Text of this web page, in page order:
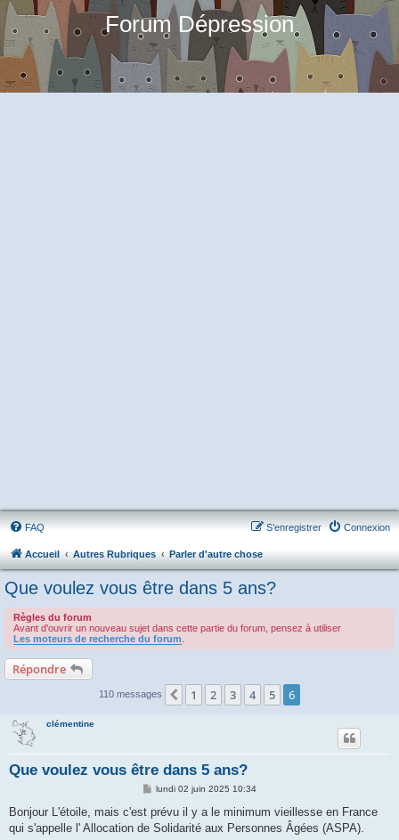
Forum Dépression
FAQ Connexion
S’enregistrer
Accueil Autres Rubriques Parler d'autre chose
Que voulez vous être dans 5 ans?
Règles du forum
Avant d'ouvrir un nouveau sujet dans cette partie du forum, pensez à utiliser
Les moteurs de recherche du forum
Répondre
110 messages Précédente
1 2 3 4 5 6
clémentine
Que voulez vous être dans 5 ans?
M
s
a
lundi 02 juin 2025 10:34
Bonjour L'étoile, mais c'est prévu il y a le minimum vieillesse en France
qui s'appelle l' Allocation de Solidarité aux Personnes Âgées (ASPA).